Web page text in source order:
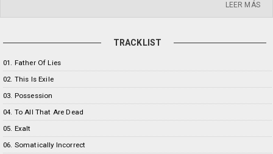
LEER MÁS
TRACKLIST
01. Father Of Lies
02. This Is Exile
03. Possession
04. To All That Are Dead
05. Exalt
06. Somatically Incorrect